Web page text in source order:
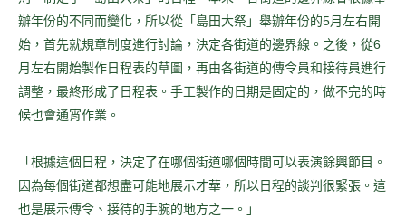
辦年份的不同而變化，所以從「島田大祭」舉辦年份的5月左右開
始，首先就規章制度進行討論，決定各街道的邊界線。之後，從6
月左右開始製作日程表的草圖，再由各街道的傳令員和接待員進行
調整，最終形成了日程表。手工製作的日期是固定的，做不完的時
候也會通宵作業。
「根據這個日程，決定了在哪個街道哪個時間可以表演餘興節目。
因為每個街道都想盡可能地展示才華，所以日程的談判很緊張。這
也是展示傳令、接待的手腕的地方之一。」